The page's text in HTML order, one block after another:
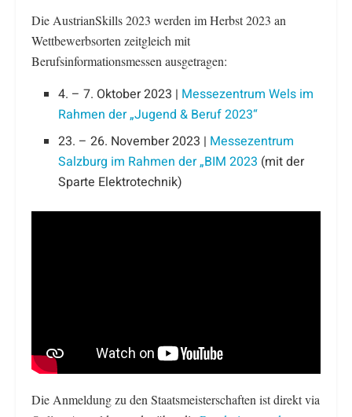
Die AustrianSkills 2023 werden im Herbst 2023 an
Wettbewerbsorten zeitgleich mit
Berufsinformationsmessen ausgetragen:
4. – 7. Oktober 2023 | Messezentrum Wels im
Rahmen der „Jugend & Beruf 2023“
23. – 26. November 2023 | Messezentrum
Salzburg im Rahmen der „BIM 2023 (mit der
Sparte Elektrotechnik)
Die Anmeldung zu den Staatsmeisterschaften ist direkt via